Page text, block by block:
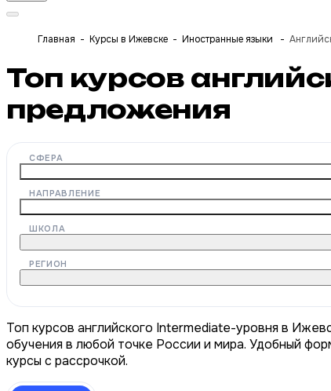
Главная Курсы в Ижевске Иностранные языки
Топ курсов
предложения
СФЕРА
НАПРАВЛЕНИЕ
ШКОЛА
РЕГИОН
Топ курсов английского Intermediate-уровня в
обучения в любой точке России и мира. Удобный
курсы с рассрочкой.